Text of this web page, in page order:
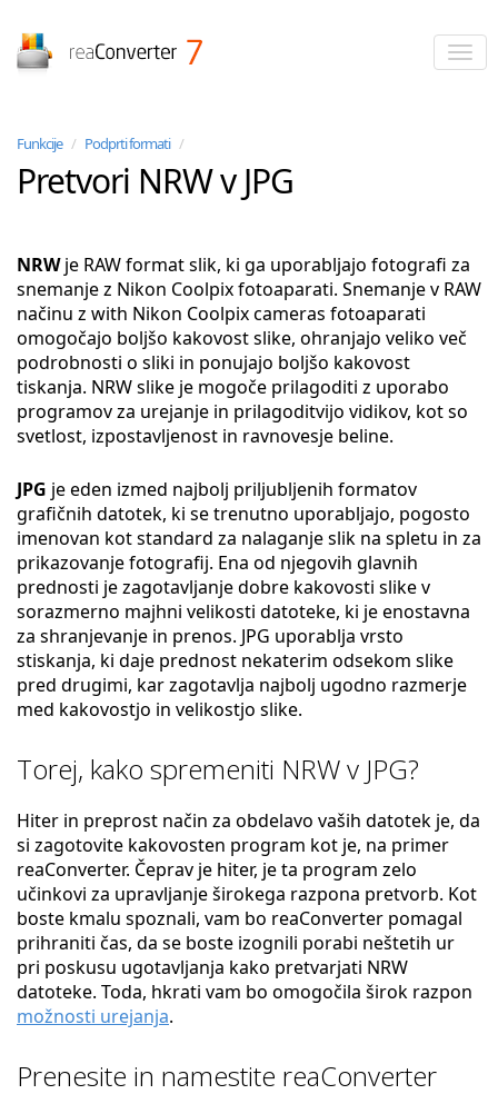
Funkcije / Podprti formati /
Pretvori NRW v JPG
NRWje RAW format slik, ki ga uporabljajo fotografi za
snemanje z Nikon Coolpix fotoaparati. Snemanje v RAW
načinu z with Nikon Coolpix cameras fotoaparati
omogočajo boljšo kakovost slike, ohranjajo veliko več
podrobnosti o sliki in ponujajo boljšo kakovost
tiskanja. NRW slike je mogoče prilagoditi z uporabo
programov za urejanje in prilagoditvijo vidikov, kot so
svetlost, izpostavljenost in ravnovesje beline.
JPG je eden izmed najbolj priljubljenih formatov
grafičnih datotek, ki se trenutno uporabljajo, pogosto
imenovan kot standard za nalaganje slik na spletu in za
prikazovanje fotografij. Ena od njegovih glavnih
prednosti je zagotavljanje dobre kakovosti slike v
sorazmerno majhni velikosti datoteke, ki je enostavna
za shranjevanje in prenos. JPG uporablja vrsto
stiskanja, ki daje prednost nekaterim odsekom slike
pred drugimi, kar zagotavlja najbolj ugodno razmerje
med kakovostjo in velikostjo slike.
Torej, kako spremeniti NRW v JPG?
Hiter in preprost način za obdelavo vaših datotek je, da
si zagotovite kakovosten program kot je, na primer
reaConverter. Čeprav je hiter, je ta program zelo
učinkovi za upravljanje širokega razpona pretvorb. Kot
boste kmalu spoznali, vam bo reaConverter pomagal
prihraniti čas, da se boste izognili porabi neštetih ur
pri poskusu ugotavljanja kako pretvarjati NRW
datoteke. Toda, hkrati vam bo omogočila širok razpon
možnosti urejanja.
Prenesite in namestite reaConverter